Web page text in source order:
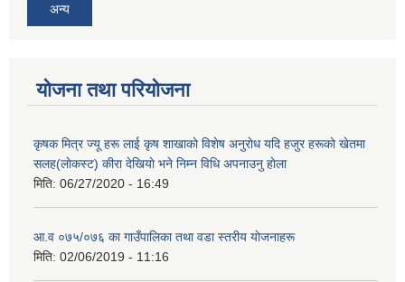
अन्य
योजना तथा परियोजना
कृषक मित्र ज्यू हरू लाई कृष शाखाकाे विशेष अनुराेध यदि हजुर हरूकाे खेतमा
सलह(लाेकस्ट) कीरा देखियाे भने निम्न विधि अपनाउनु हाेला
मिति: 06/27/2020 - 16:49
आ‍.व ०७५/०७६ का गाउँपालिका तथा वडा स्तरीय याेजनाहरू
मिति: 02/06/2019 - 11:16